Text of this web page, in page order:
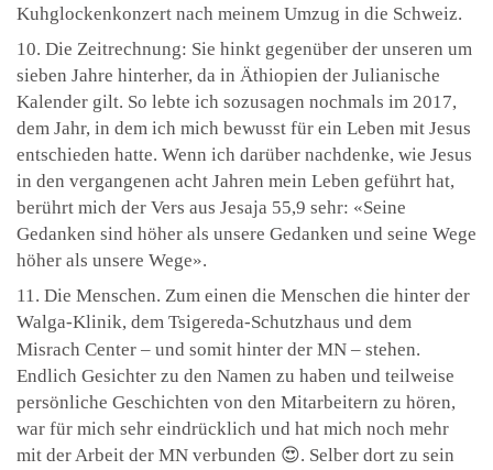
Kuhglockenkonzert nach meinem Umzug in die Schweiz.
10. Die Zeitrechnung: Sie hinkt gegenüber der unseren um
sieben Jahre hinterher, da in Äthiopien der Julianische
Kalender gilt. So lebte ich sozusagen nochmals im 2017,
dem Jahr, in dem ich mich bewusst für ein Leben mit Jesus
entschieden hatte. Wenn ich darüber nachdenke, wie Jesus
in den vergangenen acht Jahren mein Leben geführt hat,
berührt mich der Vers aus Jesaja 55,9 sehr: «Seine
Gedanken sind höher als unsere Gedanken und seine Wege
höher als unsere Wege».
11. Die Menschen. Zum einen die Menschen die hinter der
Walga-Klinik, dem Tsigereda-Schutzhaus und dem
Misrach Center – und somit hinter der MN – stehen.
Endlich Gesichter zu den Namen zu haben und teilweise
persönliche Geschichten von den Mitarbeitern zu hören,
war für mich sehr eindrücklich und hat mich noch mehr
mit der Arbeit der MN verbunden 😍. Selber dort zu sein